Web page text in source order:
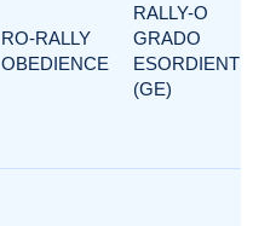
RO-RALLY
OBEDIENCE
RALLY-O
GRADO
ESORDIENTI
(GE)